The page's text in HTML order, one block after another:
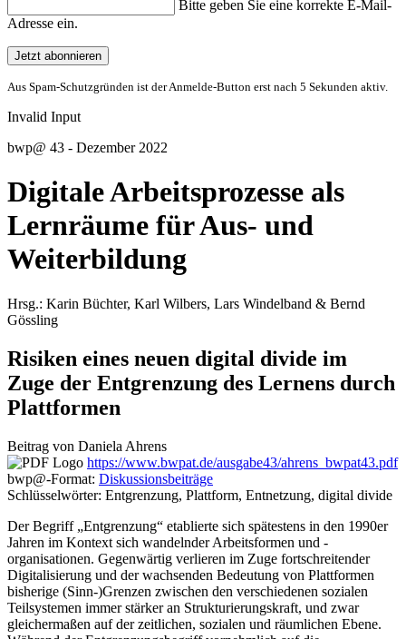
Bitte geben Sie eine korrekte E-Mail-
Adresse ein.
Jetzt abonnieren
Aus Spam-Schutzgründen ist der Anmelde-Button erst nach 5 Sekunden aktiv.
Invalid Input
bwp@ 43 - Dezember 2022
Digitale Arbeitsprozesse als
Lernräume für Aus- und
Weiterbildung
Hrsg.: Karin Büchter, Karl Wilbers, Lars Windelband & Bernd
Gössling
Risiken eines neuen digital divide im
Zuge der Entgrenzung des Lernens durch
Plattformen
Beitrag von Daniela Ahrens
https://www.bwpat.de/ausgabe43/ahrens_bwpat43.pdf
bwp@-Format: Diskussionsbeiträge
Schlüsselwörter: Entgrenzung, Plattform, Entnetzung, digital divide
Der Begriff „Entgrenzung“ etablierte sich spätestens in den 1990er
Jahren im Kontext sich wandelnder Arbeitsformen und -
organisationen. Gegenwärtig verlieren im Zuge fortschreitender
Digitalisierung und der wachsenden Bedeutung von Plattformen
bisherige (Sinn-)Grenzen zwischen den verschiedenen sozialen
Teilsystemen immer stärker an Strukturierungskraft, und zwar
gleichermaßen auf der zeitlichen, sozialen und räumlichen Ebene.